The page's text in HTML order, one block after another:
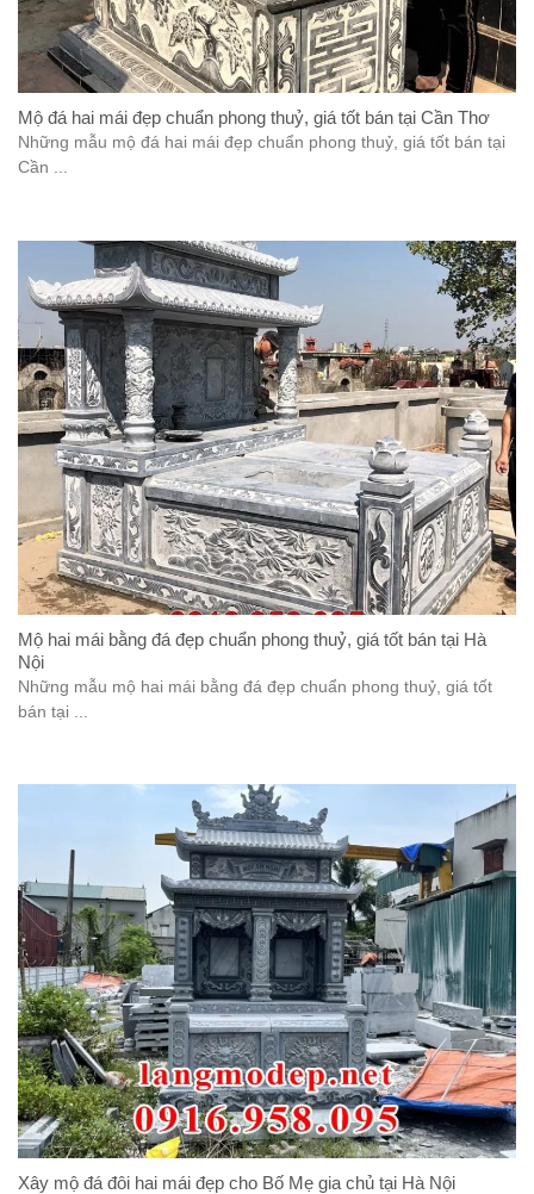
Mộ đá hai mái đẹp chuẩn phong thuỷ, giá tốt bán tại Cần Thơ
Những mẫu mộ đá hai mái đẹp chuẩn phong thuỷ, giá tốt bán tại
Cần ...
Mộ hai mái bằng đá đẹp chuẩn phong thuỷ, giá tốt bán tại Hà
Nội
Những mẫu mộ hai mái bằng đá đẹp chuẩn phong thuỷ, giá tốt
bán tại ...
Xây mộ đá đôi hai mái đẹp cho Bố Mẹ gia chủ tại Hà Nội